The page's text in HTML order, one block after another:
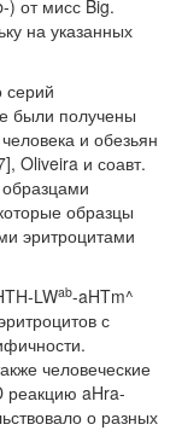
) от мисс Big.
на указанных
серий
были получены
и обезьян
Oliveira и соавт.
образцы
эритроцитами
LWab-aHTm^
с
человеческие
реакцию aHra-
о разных